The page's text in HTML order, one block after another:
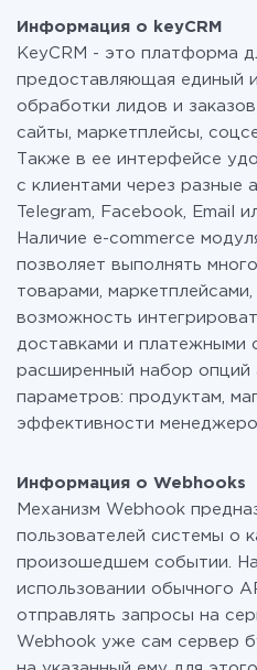
перейти на платный, при
отарифах .
Информация о keyCRM
KeyCRM - это платформа
предоставляющая единый
обработки лидов и
сайты, маркетплейсы,
Также в ее интерфейсе
с клиентами через разные
Telegram, Facebook, Email
Наличие e-commerce
позволяет выполнять
товарами,
возможность
доставками и платежными
расширенный набор опций
параметров: продуктам,
эффективности
Информация о Webhooks
Механизм Webhook
пользователей системы о
произошедшем событии.
использовании обычного
отправлять запросы на
Webhook уже сам сервер